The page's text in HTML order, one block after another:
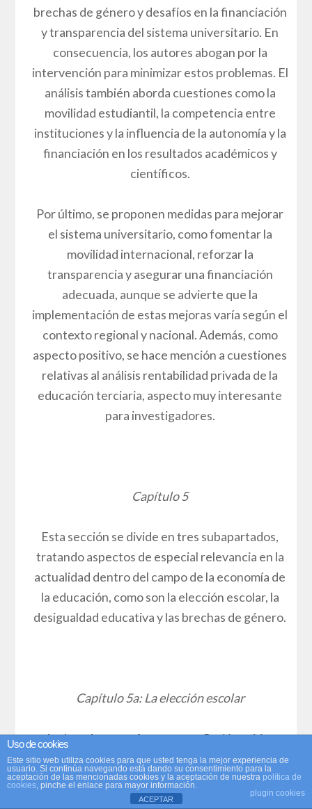
brechas de género y desafíos en la financiación
y transparencia del sistema universitario. En
consecuencia, los autores abogan por la
intervención para minimizar estos problemas. El
análisis también aborda cuestiones como la
movilidad estudiantil, la competencia entre
instituciones y la influencia de la autonomía y la
financiación en los resultados académicos y
científicos.
Por último, se proponen medidas para mejorar
el sistema universitario, como fomentar la
movilidad internacional, reforzar la
transparencia y asegurar una financiación
adecuada, aunque se advierte que la
implementación de estas mejoras varía según el
contexto regional y nacional. Además, como
aspecto positivo, se hace mención a cuestiones
relativas al análisis rentabilidad privada de la
educación terciaria, aspecto muy interesante
para investigadores.
Capítulo 5
Esta sección se divide en tres subapartados,
tratando aspectos de especial relevancia en la
actualidad dentro del campo de la economía de
la educación, como son la elección escolar, la
desigualdad educativa y las brechas de género.
Capítulo 5a: La elección escolar
Andreu Arenas ofrece una reflexión crítica
sobre el proceso de elección escolar,
destacando cómo su implementación y los
sistemas de asignación varían a nivel global,
Uso de cookies
Este sitio web utiliza cookies para que usted tenga la mejor experiencia de
usuario. Si continúa navegando está dando su consentimiento para la
aceptación de las mencionadas cookies y la aceptación de nuestra política de
cookies, pinche el enlace para mayor información.
plugin cookies
ACEPTAR